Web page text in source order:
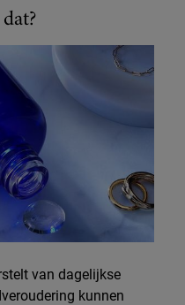
van dagelijkse
kunnen